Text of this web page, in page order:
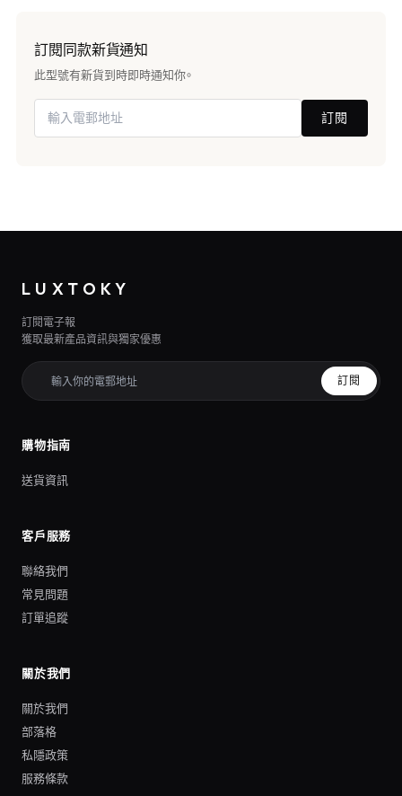
訂閱同款新貨通知
此型號有新貨到時即時通知你。
訂閱
LUXTOKY
訂閱電子報
獲取最新產品資訊與獨家優惠
訂閱
購物指南
送貨資訊
客戶服務
聯絡我們
常見問題
訂單追蹤
關於我們
關於我們
部落格
私隱政策
服務條款